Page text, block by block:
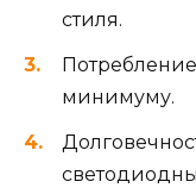
стиля.
минимуму.